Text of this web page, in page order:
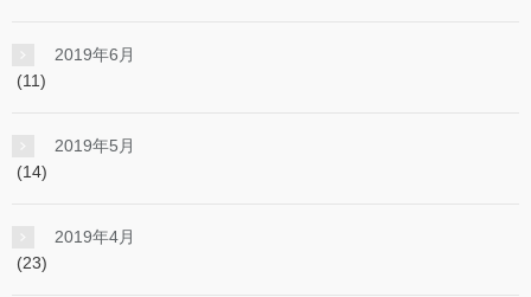
2019年6月
(11)
2019年5月
(14)
2019年4月
(23)